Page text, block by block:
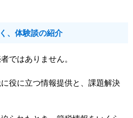
、体験談の紹介
ではありません。
役に立つ情報提供と、課題解決